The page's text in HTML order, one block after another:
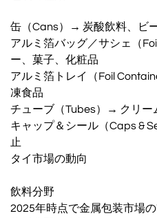
缶（Cans）→ 炭酸飲料、ビ
アルミ箔バッグ／サシェ（
ー、菓子、化粧品
アルミ箔トレイ（Foil
凍食品
チューブ（Tubes）→ クリー
キャップ＆シール（Caps &
止
タイ市場の動向
飲料分野
2025年時点で金属包装市場